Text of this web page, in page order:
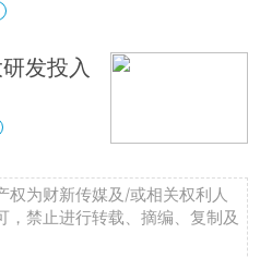
发投入
权为财新传媒及/或相关权利人
，禁止进行转载、摘编、复制及